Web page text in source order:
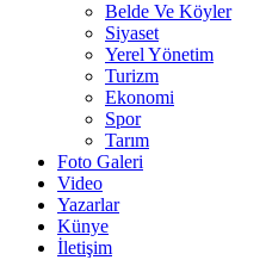
Belde Ve Köyler
Siyaset
Yerel Yönetim
Turizm
Ekonomi
Spor
Tarım
Foto Galeri
Video
Yazarlar
Künye
İletişim